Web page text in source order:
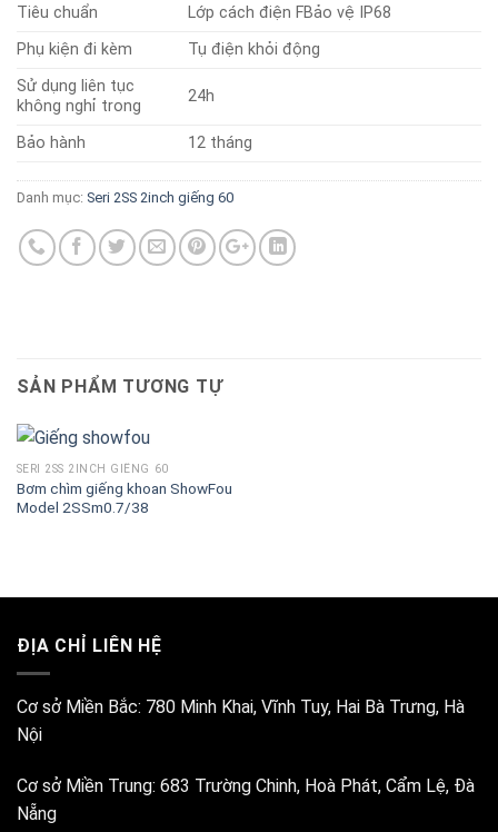
Tiêu chuẩn
Lớp cách điện FBảo vệ IP68
Phụ kiện đi kèm
Tụ điện khỏi động
Sử dụng liên tục
không nghỉ trong
24h
Bảo hành 12 tháng
Danh mục: Seri 2SS 2inch giếng 60
SẢN PHẨM TƯƠNG TỰ
SERI 2SS 2INCH GIẾNG 60
Bơm chìm giếng khoan ShowFou
Model 2SSm0.7/38
ĐỊA CHỈ LIÊN HỆ
Cơ sở Miền Bắc: 780 Minh Khai, Vĩnh Tuy, Hai Bà Trưng, Hà
Nội
Cơ sở Miền Trung: 683 Trường Chinh, Hoà Phát, Cẩm Lệ, Đà
Nẵng